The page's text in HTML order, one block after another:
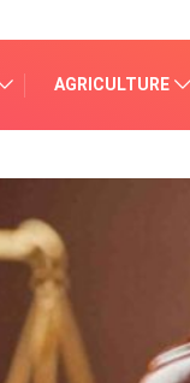
AGRICULTURE